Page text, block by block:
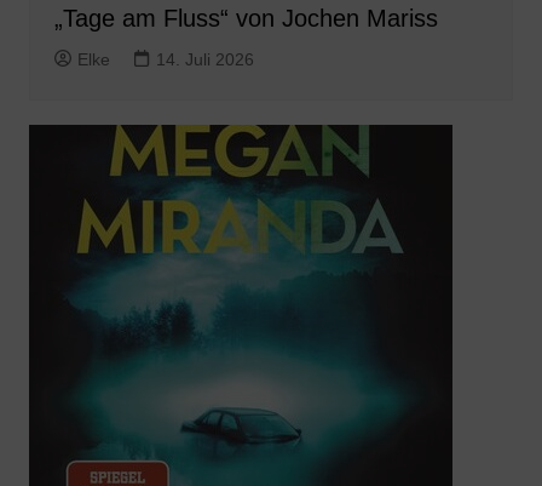
„Tage am Fluss“ von Jochen Mariss
Elke 14. Juli 2026